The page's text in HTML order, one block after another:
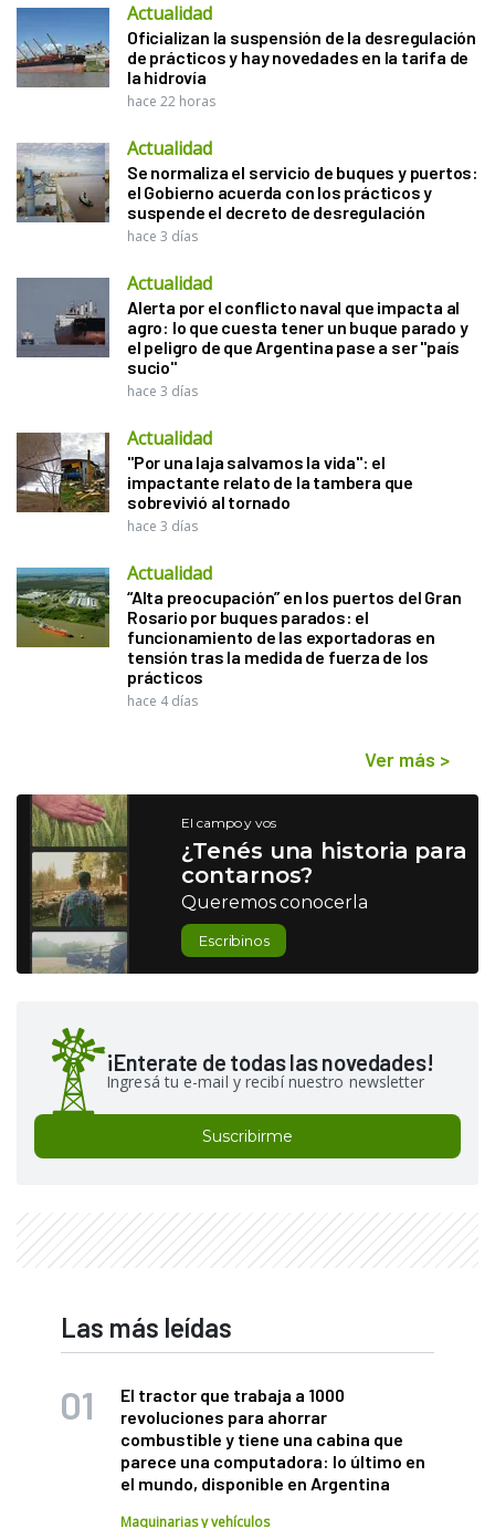
Actualidad
Oficializan la suspensión de la desregulación
de prácticos y hay novedades en la tarifa de
la hidrovía
hace 22 horas
Actualidad
Se normaliza el servicio de buques y puertos:
el Gobierno acuerda con los prácticos y
suspende el decreto de desregulación
hace 3 días
Actualidad
Alerta por el conflicto naval que impacta al
agro: lo que cuesta tener un buque parado y
el peligro de que Argentina pase a ser "país
sucio"
hace 3 días
Actualidad
"Por una laja salvamos la vida": el
impactante relato de la tambera que
sobrevivió al tornado
hace 3 días
Actualidad
“Alta preocupación” en los puertos del Gran
Rosario por buques parados: el
funcionamiento de las exportadoras en
tensión tras la medida de fuerza de los
prácticos
hace 4 días
Ver más >
El campo y vos
¿Tenés una historia para
contarnos?
Queremos conocerla
Escribinos
¡Enterate de todas las novedades!
Ingresá tu e-mail y recibí nuestro newsletter
Suscribirme
Las más leídas
El tractor que trabaja a 1000
revoluciones para ahorrar
combustible y tiene una cabina que
parece una computadora: lo último en
el mundo, disponible en Argentina
Maquinarias y vehículos